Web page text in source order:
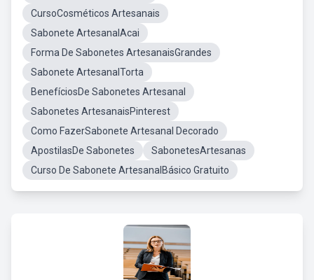
CursoCosméticos Artesanais
Sabonete ArtesanalAcai
Forma De Sabonetes ArtesanaisGrandes
Sabonete ArtesanalTorta
BenefíciosDe Sabonetes Artesanal
Sabonetes ArtesanaisPinterest
Como FazerSabonete Artesanal Decorado
ApostilasDe Sabonetes
SabonetesArtesanas
Curso De Sabonete ArtesanalBásico Gratuito